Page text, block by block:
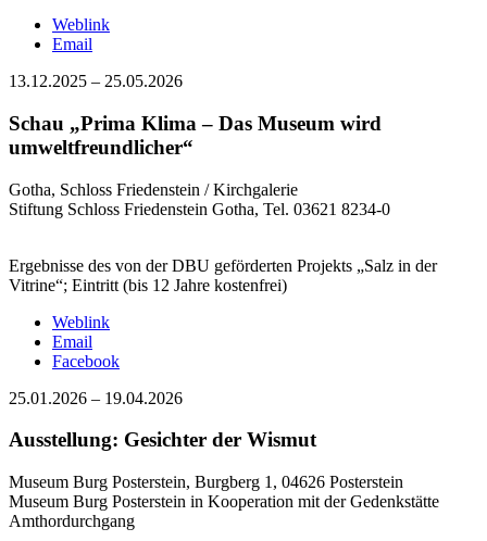
Weblink
Email
13.12.2025 – 25.05.2026
Schau „Prima Klima – Das Museum wird
umweltfreundlicher“
Gotha, Schloss Friedenstein / Kirchgalerie
Stiftung Schloss Friedenstein Gotha, Tel. 03621 8234-0
Ergebnisse des von der DBU geförderten Projekts „Salz in der
Vitrine“; Eintritt (bis 12 Jahre kostenfrei)
Weblink
Email
Facebook
25.01.2026 – 19.04.2026
Ausstellung: Gesichter der Wismut
Museum Burg Posterstein, Burgberg 1, 04626 Posterstein
Museum Burg Posterstein in Kooperation mit der Gedenkstätte
Amthordurchgang